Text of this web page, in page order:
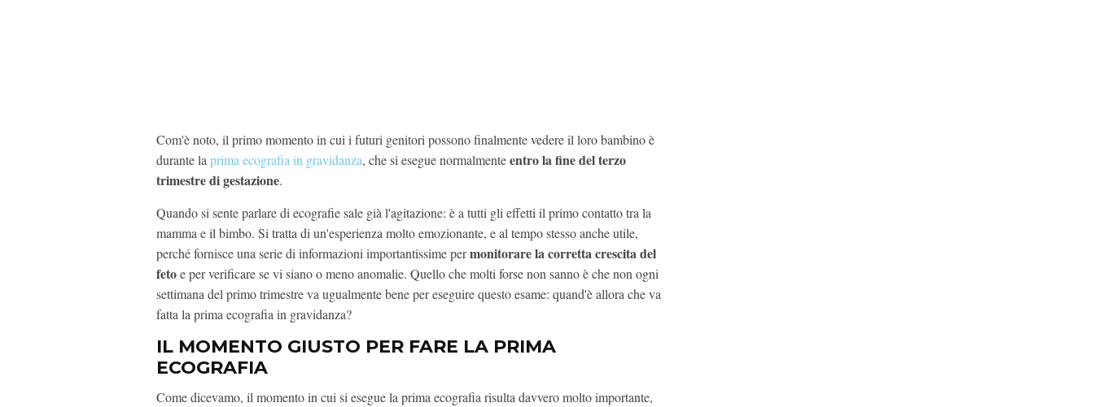
Com'è noto, il primo momento in cui i futuri genitori possono finalmente vedere il loro bambino è
durante la prima ecografia in gravidanza, che si esegue normalmenteentro la fine del terzo
trimestre di gestazione.
Quando si sente parlare di ecografie sale già l'agitazione: è a tutti gli effetti il primo contatto tra la
mamma e il bimbo. Si tratta di un'esperienza molto emozionante, e al tempo stesso anche utile,
perché fornisce una serie di informazioni importantissime permonitorare la corretta crescita del
fetoe per verificare se vi siano o meno anomalie. Quello che molti forse non sanno è che non ogni
settimana del primo trimestre va ugualmente bene per eseguire questo esame: quand'è allora che va
fatta la prima ecografia in gravidanza?
IL MOMENTO GIUSTO PER FARE LA PRIMA
ECOGRAFIA
Come dicevamo, il momento in cui si esegue la prima ecografia risulta davvero molto importante,